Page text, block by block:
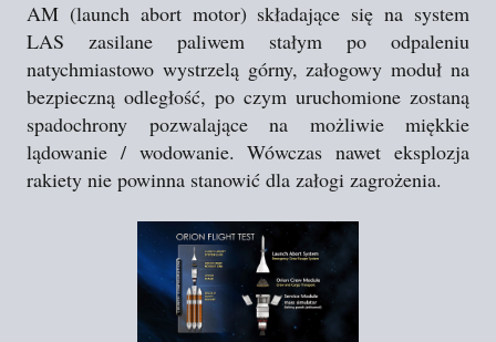
AM (launch abort motor) składające się na system
LAS zasilane paliwem stałym po odpaleniu
natychmiastowo wystrzelą górny, załogowy moduł na
bezpieczną odległość, po czym uruchomione zostaną
spadochrony pozwalające na możliwie miękkie
lądowanie / wodowanie. Wówczas nawet eksplozja
rakiety nie powinna stanowić dla załogi zagrożenia.